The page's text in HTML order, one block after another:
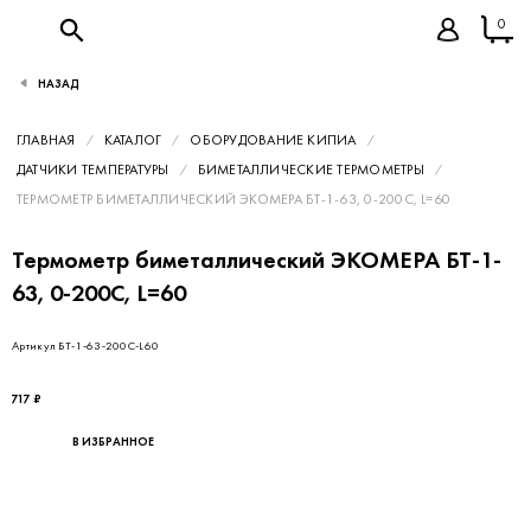
0
ГЛАВНАЯ КАТАЛОГ
ОБОРУДОВАНИЕ КИПИА
ДАТЧИКИ ТЕМПЕРАТУРЫ
БИМЕТАЛЛИЧЕСКИЕ ТЕРМОМЕТРЫ
ТЕРМОМЕТР БИМЕТАЛЛИЧЕСКИЙ ЭКОМЕРА БТ-1-63, 0-200С, L=60
Термометр биметаллический ЭКОМЕРА БТ-1-
63, 0-200С, L=60
Артикул БТ-1-63-200С-L60
717 ₽
В ИЗБРАННОЕ
НАЗАД